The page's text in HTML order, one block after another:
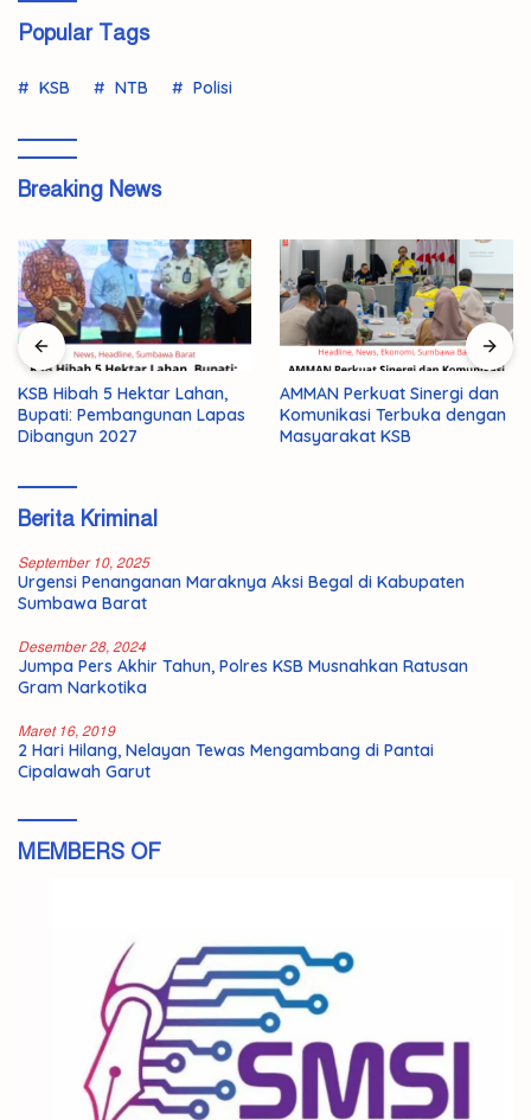
Popular Tags
KSB NTB Polisi
Breaking News
KSB Hibah 5 Hektar Lahan,
Bupati: Pembangunan Lapas
Dibangun 2027
AMMAN Perkuat Sinergi dan
Komunikasi Terbuka dengan
Masyarakat KSB
Berita Kriminal
September 10, 2025
Urgensi Penanganan Maraknya Aksi Begal di Kabupaten
Sumbawa Barat
Desember 28, 2024
Jumpa Pers Akhir Tahun, Polres KSB Musnahkan Ratusan
Gram Narkotika
Maret 16, 2019
2 Hari Hilang, Nelayan Tewas Mengambang di Pantai
Cipalawah Garut
MEMBERS OF